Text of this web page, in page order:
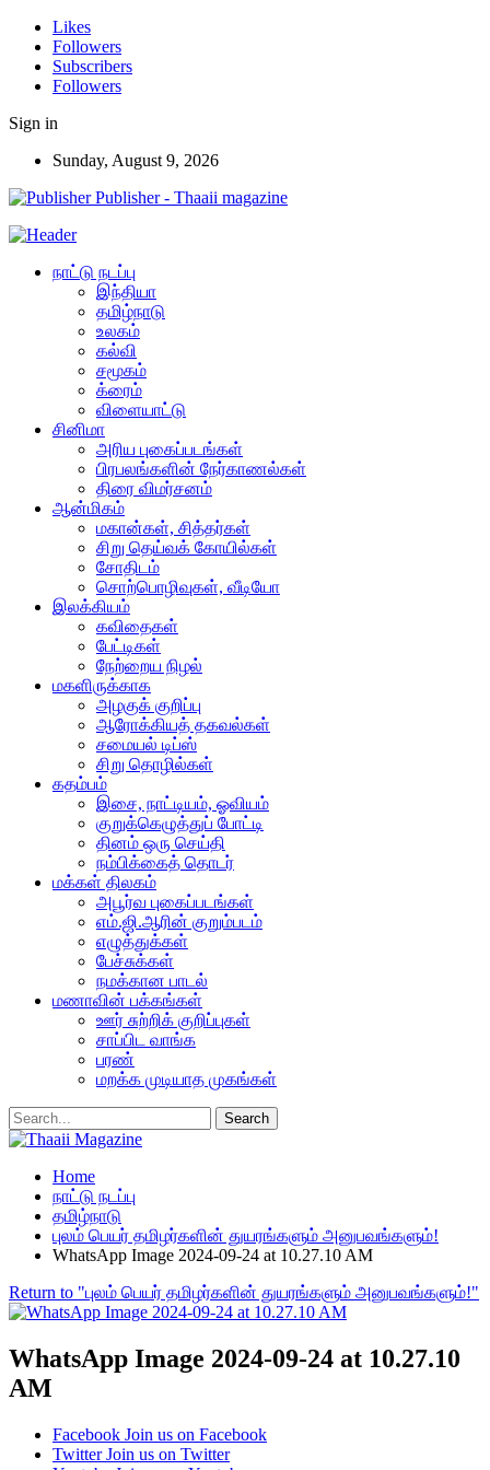
Likes
Followers
Subscribers
Followers
Sign in
Sunday, August 9, 2026
Publisher - Thaaii magazine
நாட்டு நடப்பு
இந்தியா
தமிழ்நாடு
உலகம்
கல்வி
சமூகம்
க்ரைம்
விளையாட்டு
சினிமா
அரிய புகைப்படங்கள்
பிரபலங்களின் நேர்காணல்கள்
திரை விமர்சனம்
ஆன்மிகம்
மகான்கள், சித்தர்கள்
சிறு தெய்வக் கோயில்கள்
சோதிடம்
சொற்பொழிவுகள், வீடியோ
இலக்கியம்
கவிதைகள்
பேட்டிகள்
நேற்றைய நிழல்
மகளிருக்காக
அழகுக் குறிப்பு
ஆரோக்கியத் தகவல்கள்
சமையல் டிப்ஸ்
சிறு தொழில்கள்
கதம்பம்
இசை, நாட்டியம், ஓவியம்
குறுக்கெழுத்துப் போட்டி
தினம் ஒரு செய்தி
நம்பிக்கைத் தொடர்
மக்கள் திலகம்
அபூர்வ புகைப்படங்கள்
எம்.ஜி.ஆரின் குறும்படம்
எழுத்துக்கள்
பேச்சுக்கள்
நமக்கான பாடல்
மணாவின் பக்கங்கள்
ஊர் சுற்றிக் குறிப்புகள்
சாப்பிட வாங்க
பரண்
மறக்க முடியாத முகங்கள்
Home
நாட்டு நடப்பு
தமிழ்நாடு
புலம் பெயர் தமிழர்களின் துயரங்களும் அனுபவங்களும்!
WhatsApp Image 2024-09-24 at 10.27.10 AM
Return to "புலம் பெயர் தமிழர்களின் துயரங்களும் அனுபவங்களும்!"
WhatsApp Image 2024-09-24 at 10.27.10
AM
Facebook Join us on Facebook
Twitter Join us on Twitter